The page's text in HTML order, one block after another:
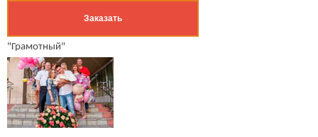
Заказать
"Грамотный"